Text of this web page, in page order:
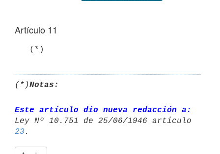
Artículo 11
   (*)
(*)Notas:
Este artículo dio nueva redacción a:
23